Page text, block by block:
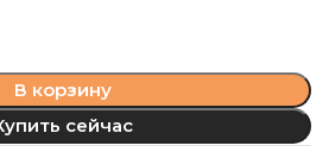
В корзину
сейчас